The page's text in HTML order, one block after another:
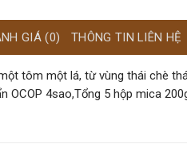
GIÁ (0) THÔNG TIN LIÊN HỆ
tôm một lá, từ vùng thái chè
OCOP 4sao,Tổng 5 hộp mica